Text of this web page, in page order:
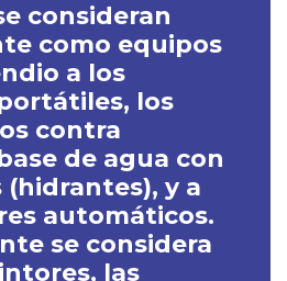
consideran
como equipos
a los
los
contra
de agua con
(hidrantes), y a
automáticos.
se considera
las